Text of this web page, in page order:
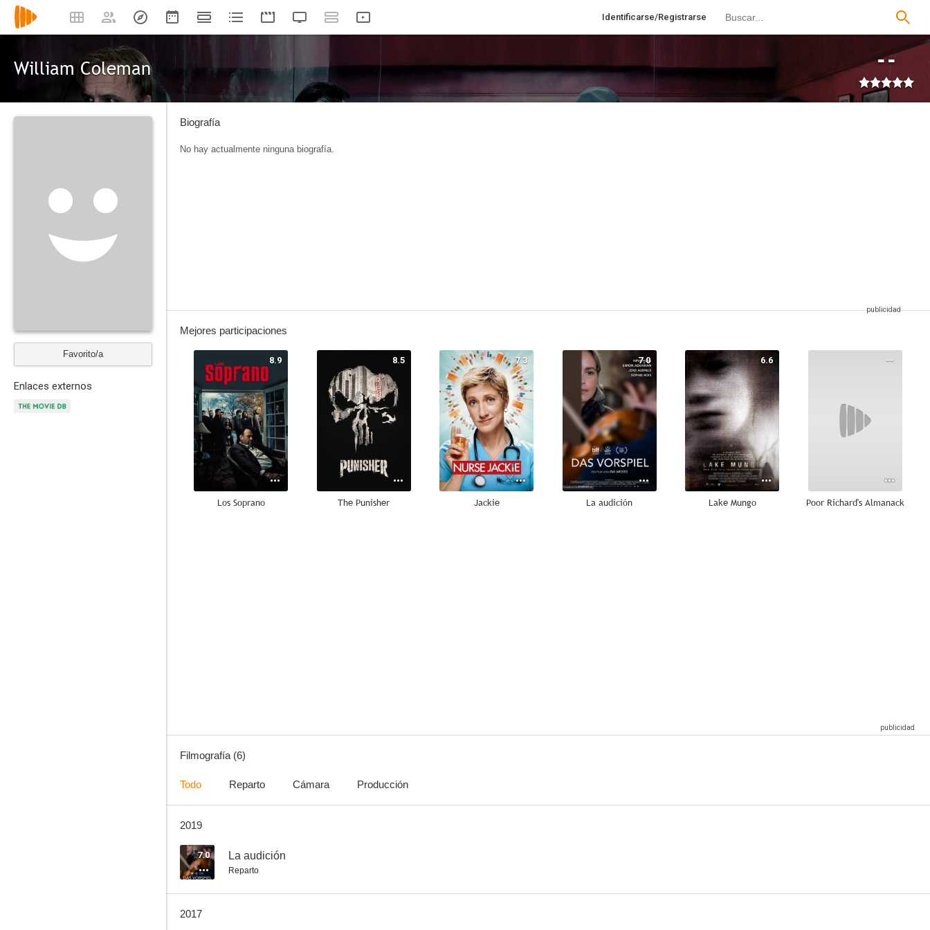
Identificarse/Registrarse
William Coleman --
Favorito/a
Enlaces externos
Biografía
No hay actualmente ninguna biografía.
Mejores participaciones
8.9
Los Soprano
8.5
The Punisher
7.3
Jackie
7.0
La audición
6.6
Lake Mungo
--
Poor Richard's Almanack
Filmografía (6)
Todo Reparto Cámara Producción
2019
7.0 La audición
Reparto
2017